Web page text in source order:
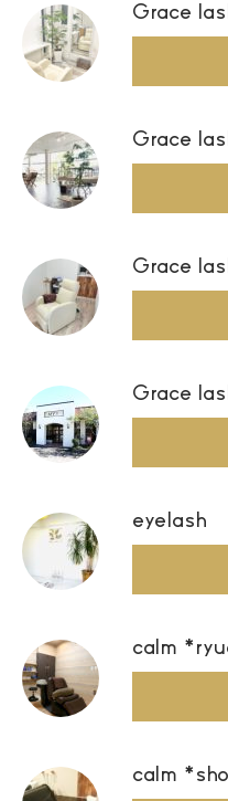
Grace
Grace
Grace
Grace
eyelash
calm
calm